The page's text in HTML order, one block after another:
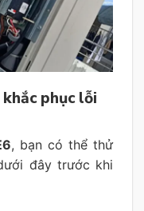
phục lỗi
, bạn có thể thử
đây trước khi